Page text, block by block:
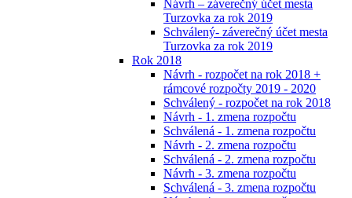
Návrh – záverečný účet mesta
Turzovka za rok 2019
Schválený- záverečný účet mesta
Turzovka za rok 2019
Rok 2018
Návrh - rozpočet na rok 2018 +
rámcové rozpočty 2019 - 2020
Schválený - rozpočet na rok 2018
Návrh - 1. zmena rozpočtu
Schválená - 1. zmena rozpočtu
Návrh - 2. zmena rozpočtu
Schválená - 2. zmena rozpočtu
Návrh - 3. zmena rozpočtu
Schválená - 3. zmena rozpočtu